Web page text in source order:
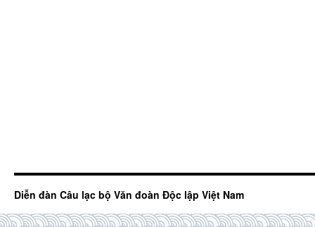
Diễn đàn Câu lạc bộ Văn đoàn Độc lập Việt Nam